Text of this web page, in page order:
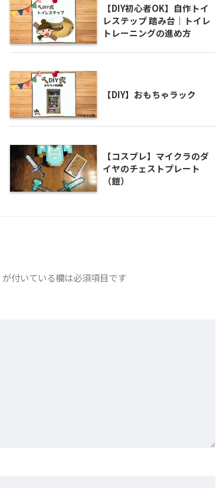
【DIY初心者OK】自作トイ
レステップ 踏み台｜トイレ
トレーニングの進め方
【DIY】おもちゃラック
【コスプレ】マイクラのダ
イヤのチェストプレート
（鎧）
が付いている欄は必須項目です